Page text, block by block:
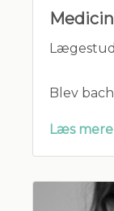
Blev
Læs